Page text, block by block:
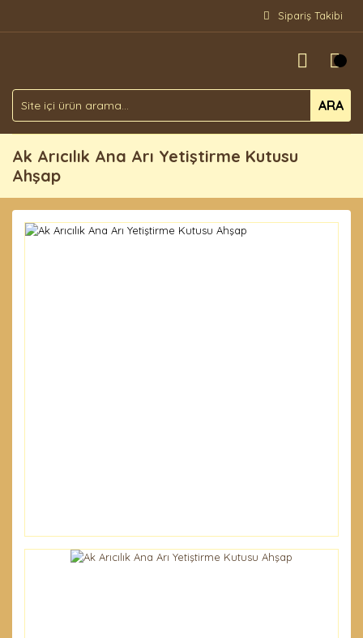
Sipariş Takibi
ARA
Ak Arıcılık Ana Arı Yetiştirme Kutusu
Ahşap